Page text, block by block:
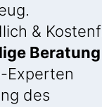
&
Beratung
Experten
des